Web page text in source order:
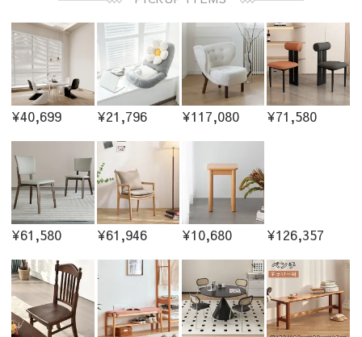
¥40,699 ¥21,796 ¥117,080 ¥71,580
¥61,580 ¥61,946 ¥10,680 ¥126,357